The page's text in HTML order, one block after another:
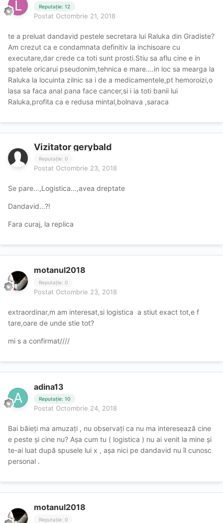
Reputație: 12
Postat Octombrie 21, 2018
te a preluat dandavid pestele secretara lui Raluka din Gradiste?
Am crezut ca e condamnata definitiv la inchisoare cu
executare,dar crede ca toti sunt prosti.Stiu sa aflu cine e in
spatele oricarui pseudonim,tehnica e mare....in loc sa mearga la
Raluka la locuinta zilnic sa i de a medicamentele,pt hemoroizi,o
lasa sa faca anal pana face cancer,si i ia toti banii lui
Raluka,profita ca e redusa mintal,bolnava ,saraca
Vizitator gerybald
Reputație: 0
Postat Octombrie 23, 2018
Se pare...,Logistica...,avea dreptate
Dandavid...?!
Fara curaj, la replica
motanul2018
Reputație: 0
Postat Octombrie 23, 2018
extraordinar,m am interesat,si logistica a stiut exact tot,e f
tare,oare de unde stie tot?
mi s a confirmat////
adina13
Reputație: 10
Postat Octombrie 24, 2018
Bai băieți ma amuzați , nu observați ca nu ma interesează cine
e peste și cine nu? Așa cum tu ( logistica ) nu ai venit la mine și
te-ai luat după spusele lui x , așa nici pe dandavid nu îl cunosc
personal .
motanul2018
Reputație: 0